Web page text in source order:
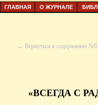
ГЛАВНАЯ О ЖУРНАЛЕ
← Вернуться к содержанию №9
«ВСЕГДА С